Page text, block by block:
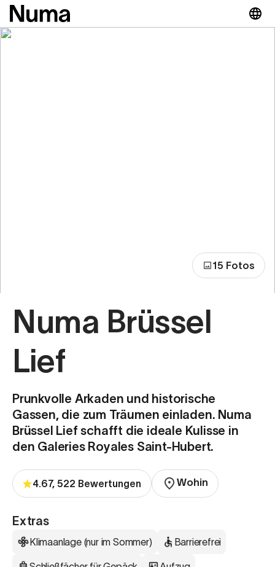
15 Fotos
Numa Brüssel
Lief
Prunkvolle Arkaden und historische
Gassen, die zum Träumen einladen. Numa
Brüssel Lief schafft die ideale Kulisse in
den Galeries Royales Saint-Hubert.
4.67, 522 Bewertungen Wohin
Extras
Klimaanlage (nur im Sommer) Barrierefrei